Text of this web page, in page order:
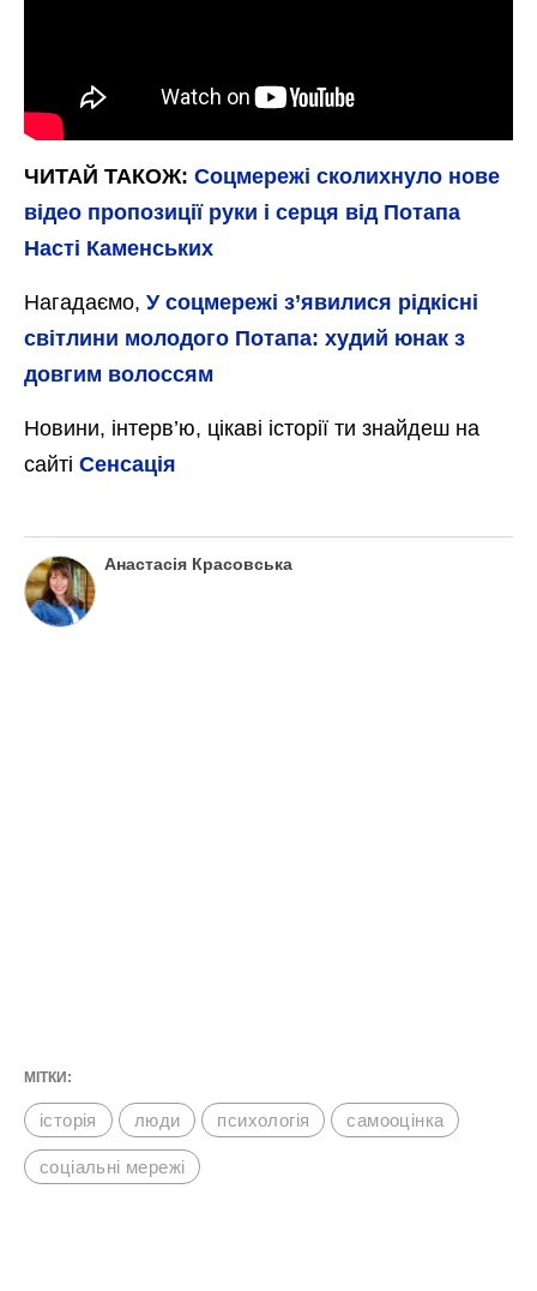
ЧИТАЙ ТАКОЖ: Соцмережі сколихнуло нове
відео пропозиції руки і серця від Потапа
Насті Каменських
Нагадаємо, У соцмережі з’явилися рідкісні
світлини молодого Потапа: худий юнак з
довгим волоссям
Новини, інтерв’ю, цікаві історії ти знайдеш на
сайті Сенсація
Анастасія Красовська
МІТКИ:
історія люди психологія самооцінка
соціальні мережі